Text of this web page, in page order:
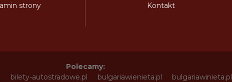
strony
Kontakt
Polecamy:
bilety-autostradowe.pl bulgariawienieta.pl bulgariawinieta.pl